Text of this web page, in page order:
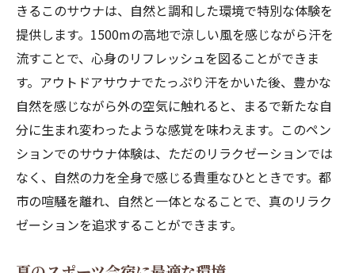
自然から得られるエネルギーと癒し
家族や友人と過ごす特別な休日
四季折々の美しさを感じる宿泊体験
高地での忘れられない夏の思い出
アウトドアとリラクゼーションの魅力
自然の中での新たな発見と体験
長野県須坂市の避暑地ペンションで特別な時間
を
夏の高地で過ごす贅沢な避暑体験
きるこのサウナは、自然と調和した環境で特別な体験を
提供します。1500mの高地で涼しい風を感じながら汗を
流すことで、心身のリフレッシュを図ることができま
す。アウトドアサウナでたっぷり汗をかいた後、豊かな
自然を感じながら外の空気に触れると、まるで新たな自
分に生まれ変わったような感覚を味わえます。このペン
ションでのサウナ体験は、ただのリラクゼーションでは
なく、自然の力を全身で感じる貴重なひとときです。都
市の喧騒を離れ、自然と一体となることで、真のリラク
ゼーションを追求することができます。